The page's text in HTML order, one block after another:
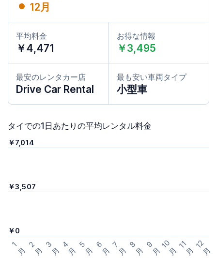
12月
平均料金
￥4,471
お得な情報
￥3,495
最安のレンタカー店
Drive Car Rental
最も安い車両タイプ
小型車
タイでの1日あたりの平均レンタル料金
￥7,014
￥3,507
￥0
1
月
2
月
3
月
4
月
5
月
6
月
7
月
8
月
9
月
1
0
月
1
1
月
1
2
月